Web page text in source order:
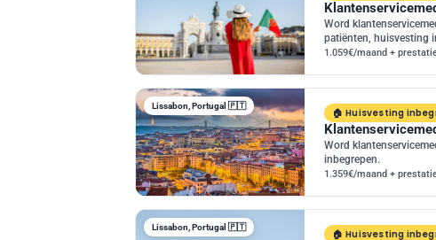
Word
patiënten, huisvesting
1.059€/maand +
Lissabon, Portugal 🇵🇹
Huisvesting
Word
inbegrepen.
1.359€/maand +
Lissabon, Portugal 🇵🇹
Huisvesting